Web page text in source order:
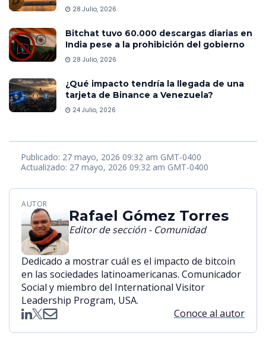
28 Julio, 2026
Bitchat tuvo 60.000 descargas diarias en
India pese a la prohibición del gobierno
28 Julio, 2026
¿Qué impacto tendría la llegada de una
tarjeta de Binance a Venezuela?
24 Julio, 2026
Publicado: 27 mayo, 2026 09:32 am GMT-0400
Actualizado: 27 mayo, 2026 09:32 am GMT-0400
AUTOR
Rafael Gómez Torres
Editor de sección - Comunidad
Dedicado a mostrar cuál es el impacto de bitcoin
en las sociedades latinoamericanas. Comunicador
Social y miembro del International Visitor
Leadership Program, USA.
Conoce al autor